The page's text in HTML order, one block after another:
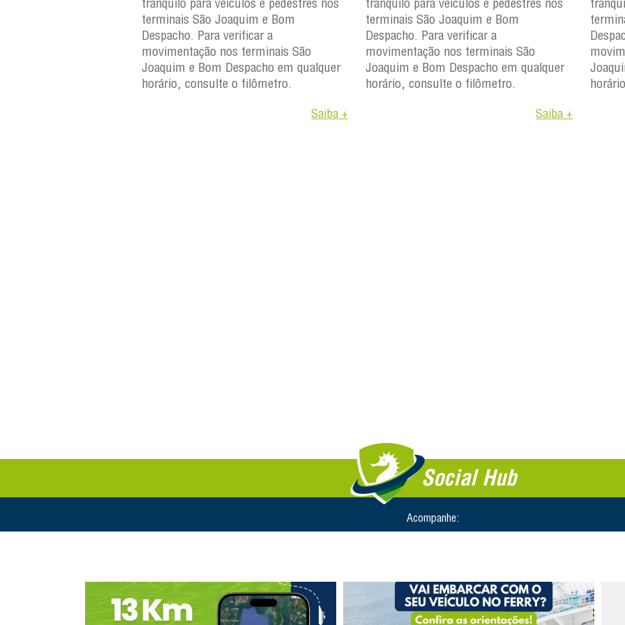
terminais São Joaquim e Bom
Despacho. Para verificar a
movimentação nos terminais São
Joaquim e Bom Despacho em qualquer
horário, consulte o filômetro.
Saiba +
terminais São Joaquim e Bom
Despacho. Para verificar a
movimentação nos terminais São
Joaquim e Bom Despacho em qualquer
horário, consulte o filômetro.
Saiba +
Social Hub
Acompanhe: